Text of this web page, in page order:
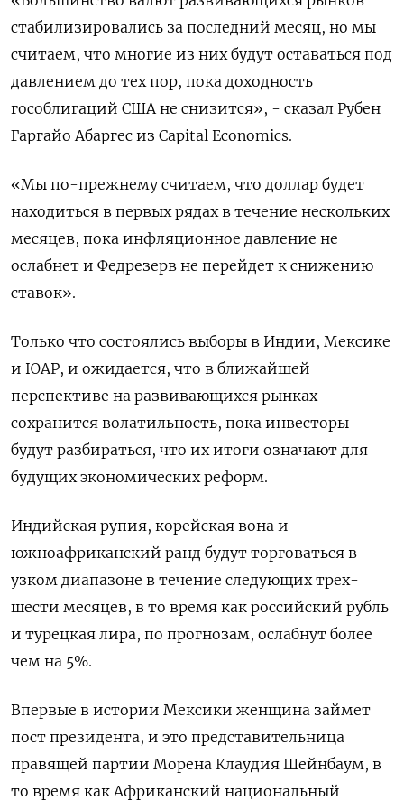
стабилизировались за последний месяц, но мы
считаем, что многие из них будут оставаться под
давлением до тех пор, пока доходность
гособлигаций США не снизится», - сказал Рубен
Гаргайо Абаргес из Capital Economics.
«Мы по-прежнему считаем, что доллар будет
находиться в первых рядах в течение нескольких
месяцев, пока инфляционное давление не
ослабнет и Федрезерв не перейдет к снижению
ставок».
Только что состоялись выборы в Индии, Мексике
и ЮАР, и ожидается, что в ближайшей
перспективе на развивающихся рынках
сохранится волатильность, пока инвесторы
будут разбираться, что их итоги означают для
будущих экономических реформ.
Индийская рупия, корейская вона и
южноафриканский ранд будут торговаться в
узком диапазоне в течение следующих трех-
шести месяцев, в то время как российский рубль
и турецкая лира, по прогнозам, ослабнут более
чем на 5%.
Впервые в истории Мексики женщина займет
пост президента, и это представительница
правящей партии Морена Клаудия Шейнбаум, в
то время как Африканский национальный